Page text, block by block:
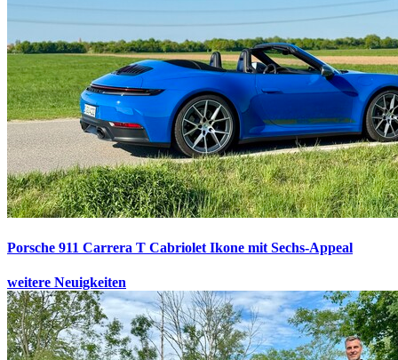
Porsche 911 Carrera T Cabriolet Ikone mit Sechs-Appeal
weitere Neuigkeiten